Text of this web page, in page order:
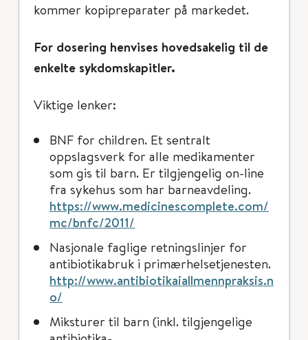
kommer kopipreparater på markedet.
For dosering henvises hovedsakelig til de
enkelte sykdomskapitler.
Viktige lenker:
BNF for children. Et sentralt
oppslagsverk for alle medikamenter
som gis til barn. Er tilgjengelig on-line
fra sykehus som har barneavdeling.
https://www.medicinescomplete.com/
mc/bnfc/2011/
Nasjonale faglige retningslinjer for
antibiotikabruk i primærhelsetjenesten.
http://www.antibiotikaiallmennpraksis.n
o/
Miksturer til barn (inkl. tilgjengelige